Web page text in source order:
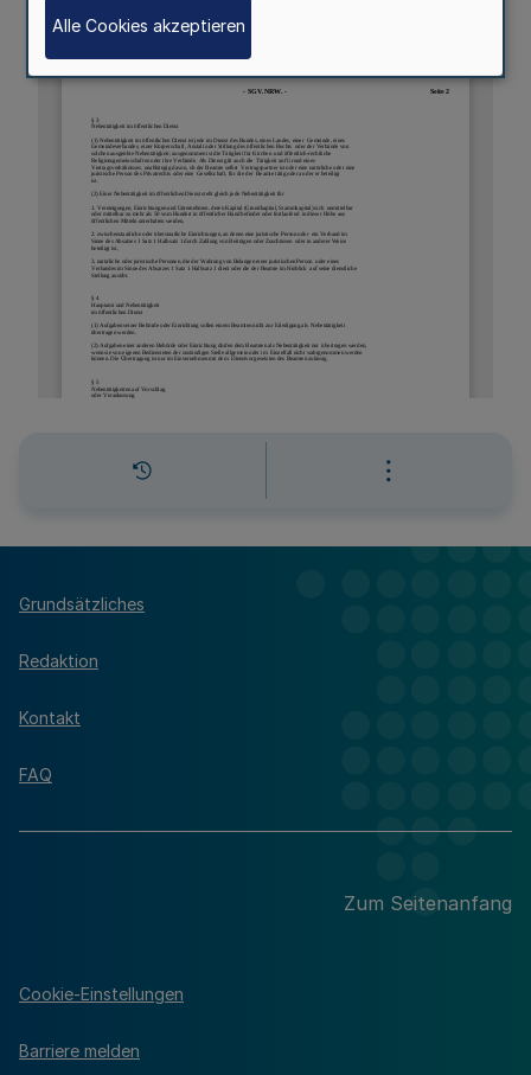
Grundsätzliches
Redaktion
Kontakt
FAQ
Zum Seitenanfang
Cookie-Einstellungen
Barriere melden
Alle Cookies akzeptieren